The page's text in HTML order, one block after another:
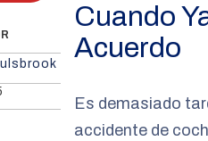
Cuando
Acuerdo
Es demasiado
accidente de